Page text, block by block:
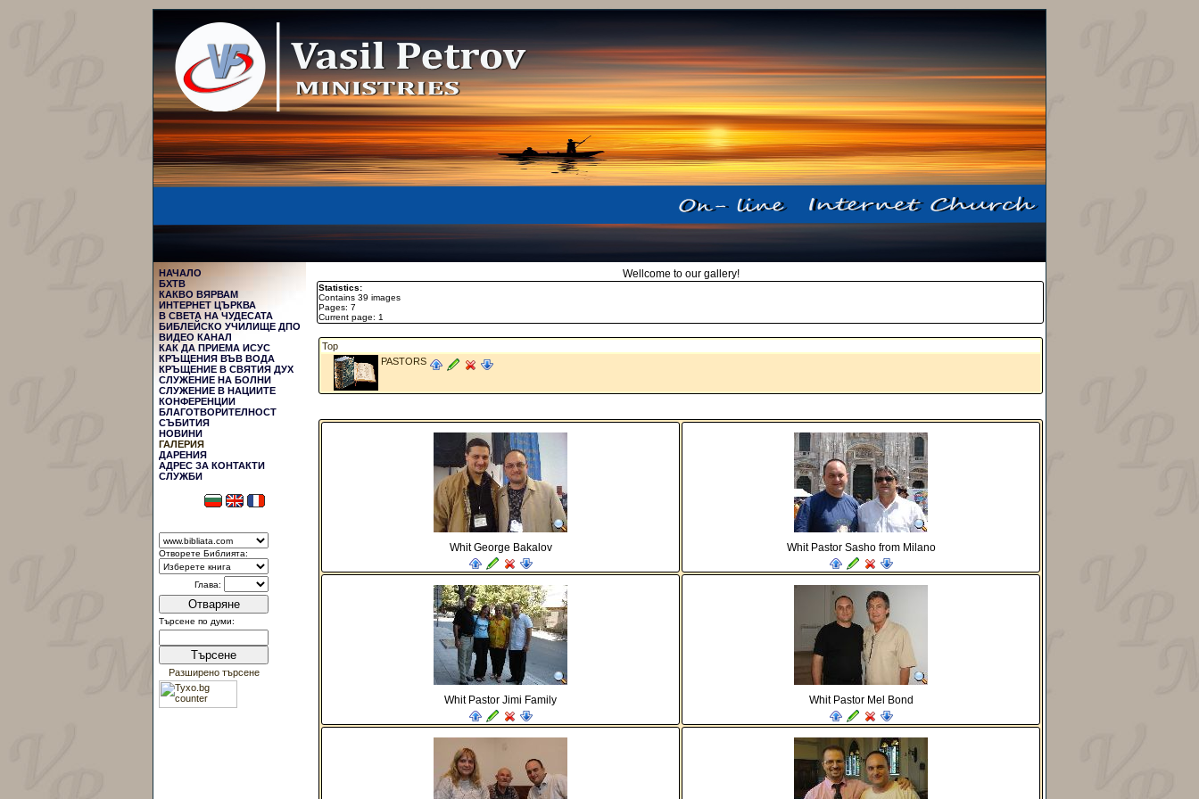
НАЧАЛО
БХТВ
КАКВО ВЯРВАМ
ИНТЕРНЕТ ЦЪРКВА
В СВЕТА НА ЧУДЕСАТА
БИБЛЕЙСКО УЧИЛИЩЕ ДПО
ВИДЕО КАНАЛ
КАК ДА ПРИЕМА ИСУС
КРЪЩЕНИЯ ВЪВ ВОДА
КРЪЩЕНИЕ В СВЯТИЯ ДУХ
СЛУЖЕНИЕ НА БОЛНИ
СЛУЖЕНИЕ В НАЦИИТЕ
КОНФЕРЕНЦИИ
БЛАГОТВОРИТЕЛНОСТ
СЪБИТИЯ
НОВИНИ
ГАЛЕРИЯ
ДАРЕНИЯ
АДРЕС ЗА КОНТАКТИ
СЛУЖБИ
Отворете Библията:
Глава:
Отваряне
Търсене по думи:
Търсене
Разширено търсене
Wellcome to our gallery!
Statistics:
Contains 39 images
Pages: 7
Current page: 1
Top
PASTORS
Whit George Bakalov Whit Pastor Sasho from Milano
Whit Pastor Jimi Family Whit Pastor Mel Bond